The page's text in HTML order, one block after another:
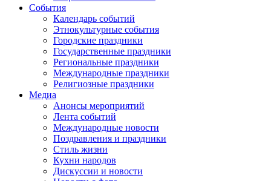
События
Календарь событий
Этнокультурные события
Городские праздники
Государственные праздники
Региональные праздники
Международные праздники
Религиозные праздники
Медиа
Анонсы мероприятий
Лента событий
Международные новости
Поздравления и праздники
Cтиль жизни
Кухни народов
Дискуссии и новости